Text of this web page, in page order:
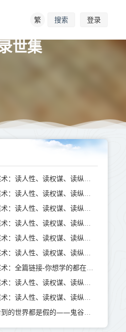
繁 搜索 登录
世集